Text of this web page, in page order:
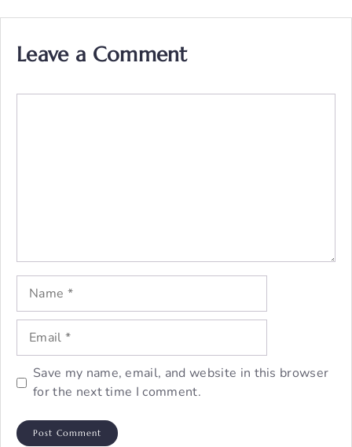
Leave a Comment
Name
Email
Save my name, email, and website in this browser
for the next time I comment.